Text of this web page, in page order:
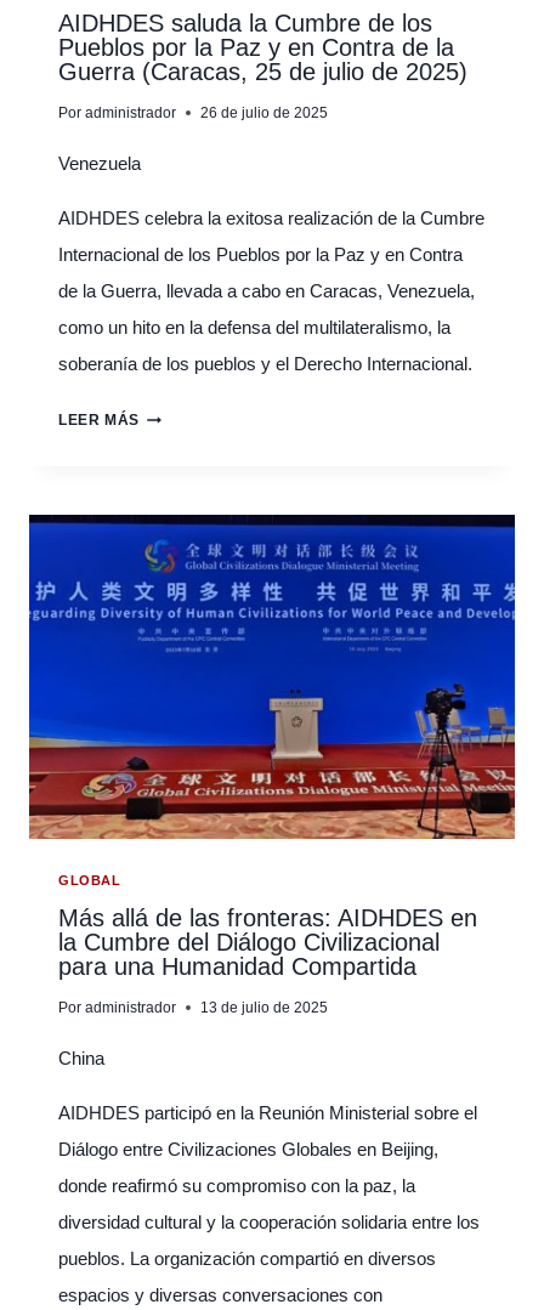
(EPU)
DEL
CONSEJO
DE
NACIONES
UNIDAS
AIDHDES saluda la Cumbre de los
Pueblos por la Paz y en Contra de la
Guerra (Caracas, 25 de julio de 2025)
Por administrador 26 de julio de 2025
Venezuela
AIDHDES celebra la exitosa realización de la Cumbre
Internacional de los Pueblos por la Paz y en Contra
de la Guerra, llevada a cabo en Caracas, Venezuela,
como un hito en la defensa del multilateralismo, la
soberanía de los pueblos y el Derecho Internacional.
LEER MÁSAIDHDES
LOS
PUEBLOS
POR
LA
CONTRA
DE
LA
25
DE
JULIO
GLOBAL
Más allá de las fronteras: AIDHDES en
la Cumbre del Diálogo Civilizacional
para una Humanidad Compartida
Por administrador 13 de julio de 2025
China
AIDHDES participó en la Reunión Ministerial sobre el
Diálogo entre Civilizaciones Globales en Beijing,
donde reafirmó su compromiso con la paz, la
diversidad cultural y la cooperación solidaria entre los
pueblos. La organización compartió en diversos
espacios y diversas conversaciones con